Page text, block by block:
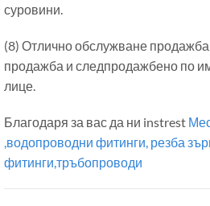
суровини.
(8) Отлично обслужване
продажба и следпродажбено по
лице.
Благодаря за вас да ни instrest
,водопроводни фитинги, резба
фитинги,тръбопроводи